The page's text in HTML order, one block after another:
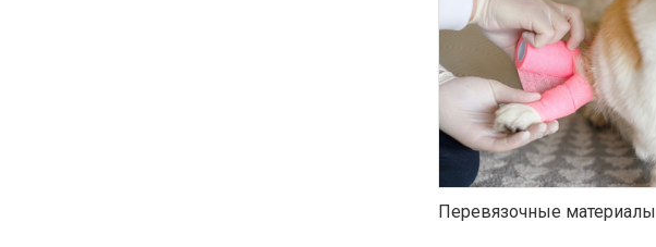
Перевязочные материалы